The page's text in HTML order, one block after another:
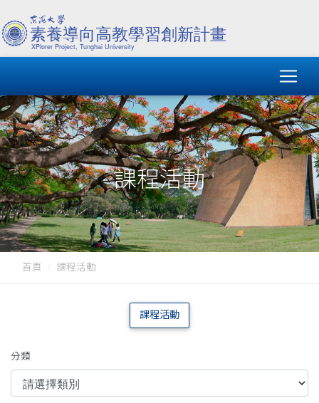
課程活動
首頁 課程活動
課程活動
分類